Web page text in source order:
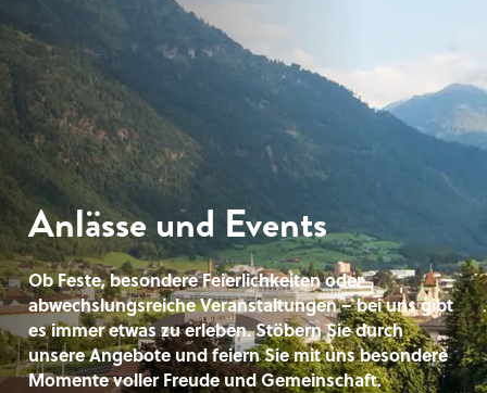
Anlässe und Events
Ob Feste, besondere Feierlichkeiten oder
abwechslungsreiche Veranstaltungen – bei uns gibt
es immer etwas zu erleben. Stöbern Sie durch
unsere Angebote und feiern Sie mit uns besondere
Momente voller Freude und Gemeinschaft.